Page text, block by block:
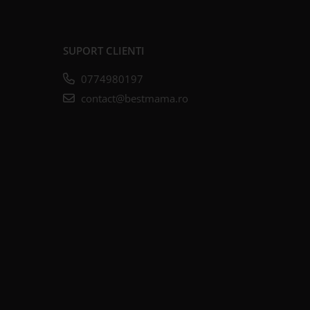
SUPORT CLIENTI
0774980197
contact@bestmama.ro